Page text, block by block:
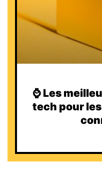
⌚️ Les
tech pour